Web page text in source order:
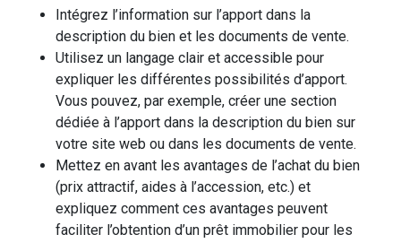
Intégrez l’information sur l’apport dans la
description du bien et les documents de vente.
Utilisez un langage clair et accessible pour
expliquer les différentes possibilités d’apport.
Vous pouvez, par exemple, créer une section
dédiée à l’apport dans la description du bien sur
votre site web ou dans les documents de vente.
Mettez en avant les avantages de l’achat du bien
(prix attractif, aides à l’accession, etc.) et
expliquez comment ces avantages peuvent
faciliter l’obtention d’un prêt immobilier pour les